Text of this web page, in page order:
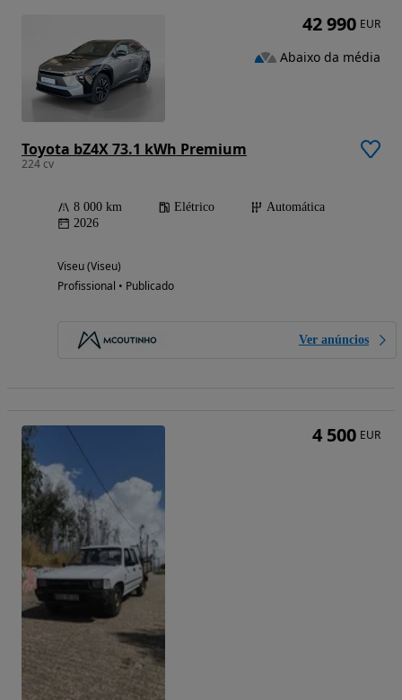
Toyota bZ4X 73.1 kWh Premium
224 cv
8 000 km Elétrico
Automática
2026
Viseu (Viseu)
Profissional • Publicado
Ver anúncios
42 990 EUR
Abaixo da média
4 500 EUR